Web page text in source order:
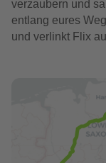
verzaubern und
entlang eures
und verlinkt Flix